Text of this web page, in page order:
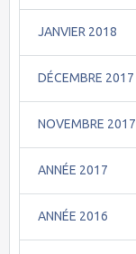
JANVIER 2018
DÉCEMBRE 2017
NOVEMBRE 2017
ANNÉE 2017
ANNÉE 2016